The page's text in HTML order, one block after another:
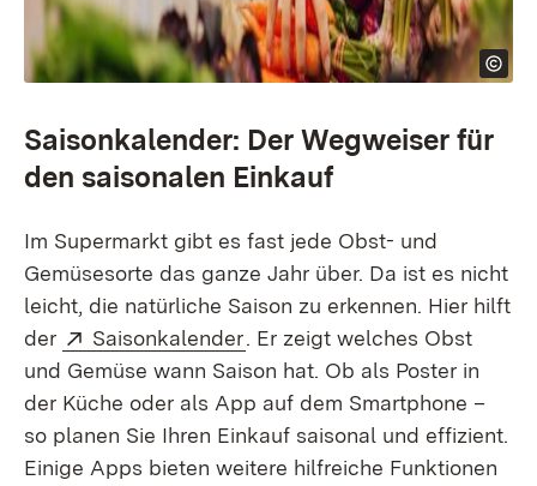
Saisonkalender: Der Wegweiser für
den saisonalen Einkauf
Im Supermarkt gibt es fast jede Obst- und
Gemüsesorte das ganze Jahr über. Da ist es nicht
leicht, die natürliche Saison zu erkennen. Hier hilft
der
Extern:
Saisonkalender (Öffnet in neuem Fenster)
. Er zeigt welches Obst
und Gemüse wann Saison hat. Ob als Poster in
der Küche oder als App auf dem Smartphone –
so planen Sie Ihren Einkauf saisonal und effizient.
Einige Apps bieten weitere hilfreiche Funktionen